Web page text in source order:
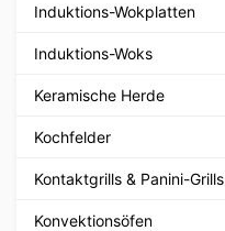
Induktions-Wokplatten
Induktions-Woks
Keramische Herde
Kochfelder
Kontaktgrills & Panini-Grills
Konvektionsöfen